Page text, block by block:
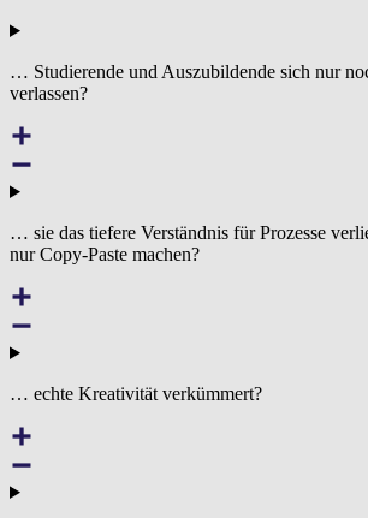
… Studierende und Auszubildende sich nur
verlassen?
… sie das tiefere Verständnis für Prozesse
nur Copy-Paste machen?
… echte Kreativität verkümmert?